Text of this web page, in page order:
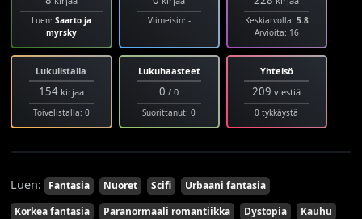
Luen: Saarto ja
myrsky
Viimeisin: - Keskiarvolla: 5.8
Arvioita: 16
Lukulistalla
154kirjaa
Toivelistalla: 0
Lukuhaasteet
0 / 0
Suorittanut: 0
Yhteisö
209 viestiä
0 tykkäystä
Luen: Fantasia Nuoret Scifi
Urbaani fantasia
Korkea fantasia
Paranormaali romantiikka Dystopia
Kauhu